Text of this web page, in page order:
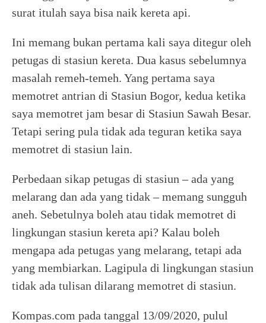
surat itulah saya bisa naik kereta api.
Ini memang bukan pertama kali saya ditegur oleh
petugas di stasiun kereta. Dua kasus sebelumnya
masalah remeh-temeh. Yang pertama saya
memotret antrian di Stasiun Bogor, kedua ketika
saya memotret jam besar di Stasiun Sawah Besar.
Tetapi sering pula tidak ada teguran ketika saya
memotret di stasiun lain.
Perbedaan sikap petugas di stasiun – ada yang
melarang dan ada yang tidak – memang sungguh
aneh. Sebetulnya boleh atau tidak memotret di
lingkungan stasiun kereta api? Kalau boleh
mengapa ada petugas yang melarang, tetapi ada
yang membiarkan. Lagipula di lingkungan stasiun
tidak ada tulisan dilarang memotret di stasiun.
Kompas.com pada tanggal 13/09/2020, pulul